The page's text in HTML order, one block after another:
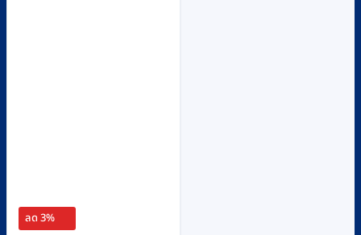
ลด 3%